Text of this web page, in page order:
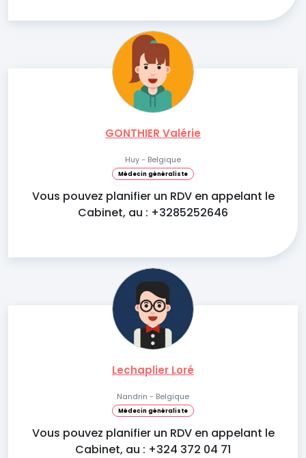
GONTHIER Valérie
Huy - Belgique
Médecin généraliste
Vous pouvez planifier un RDV en appelant le
Cabinet, au : +3285252646
Lechaplier Loré
Nandrin - Belgique
Médecin généraliste
Vous pouvez planifier un RDV en appelant le
Cabinet, au : +324 372 04 71